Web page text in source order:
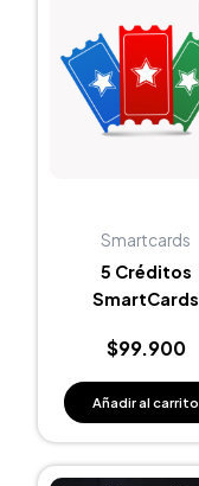
Smartcards
5 Créditos
SmartCards
$99.900
Añadir al carrito